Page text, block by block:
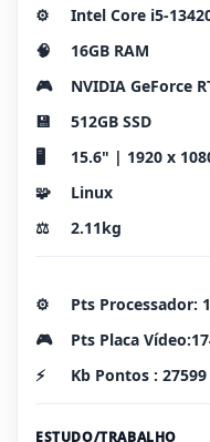
⚙️
Intel Core i5-
🧠
16GB RAM
🎮
NVIDIA GeForce
💾
512GB SSD
🖥️
15.6" | 1920 x
🧩
Linux
⚖️
2.11kg
⚙️
Pts Processador:
🎮
Pts Placa
⚡
Kb Pontos : 27599
ESTUDO/TRABALHO